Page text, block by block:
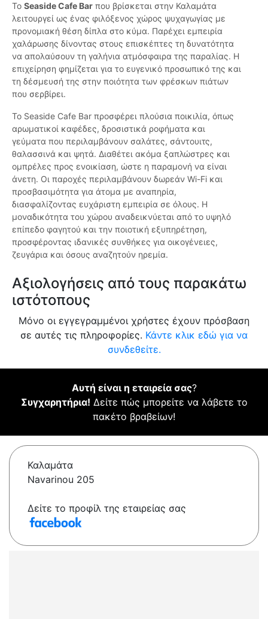
Το Seaside Cafe Bar που βρίσκεται στην Καλαμάτα
λειτουργεί ως ένας φιλόξενος χώρος ψυχαγωγίας με
προνομιακή θέση δίπλα στο κύμα. Παρέχει εμπειρία
χαλάρωσης δίνοντας στους επισκέπτες τη δυνατότητα
να απολαύσουν τη γαλήνια ατμόσφαιρα της παραλίας. Η
επιχείρηση φημίζεται για το ευγενικό προσωπικό της και
τη δέσμευσή της στην ποιότητα των φρέσκων πιάτων
που σερβίρει.
Το Seaside Cafe Bar προσφέρει πλούσια ποικιλία, όπως
αρωματικοί καφέδες, δροσιστικά ροφήματα και
γεύματα που περιλαμβάνουν σαλάτες, σάντουιτς,
θαλασσινά και ψητά. Διαθέτει ακόμα ξαπλώστρες και
ομπρέλες προς ενοικίαση, ώστε η παραμονή να είναι
άνετη. Οι παροχές περιλαμβάνουν δωρεάν Wi-Fi και
προσβασιμότητα για άτομα με αναπηρία,
διασφαλίζοντας ευχάριστη εμπειρία σε όλους. Η
μοναδικότητα του χώρου αναδεικνύεται από το υψηλό
επίπεδο φαγητού και την ποιοτική εξυπηρέτηση,
προσφέροντας ιδανικές συνθήκες για οικογένειες,
ζευγάρια και όσους αναζητούν ηρεμία.
Αξιολογήσεις από τους παρακάτω
ιστότοπους
Μόνο οι εγγεγραμμένοι χρήστες έχουν πρόσβαση
σε αυτές τις πληροφορίες. Κάντε κλικ εδώ για να
συνδεθείτε.
Αυτή είναι η εταιρεία σας?
Συγχαρητήρια! Δείτε πώς μπορείτε να λάβετε το
πακέτο βραβείων!
Καλαμάτα
Navarinou 205
Δείτε το προφίλ της εταιρείας σας